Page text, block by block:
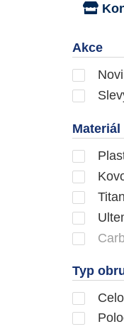
Akce
Materiál
Typ